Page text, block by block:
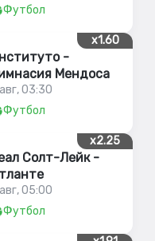
Футбол
x1.60
-
Мендоса
03:30
Футбол
x2.25
Солт-Лейк -
05:00
Футбол